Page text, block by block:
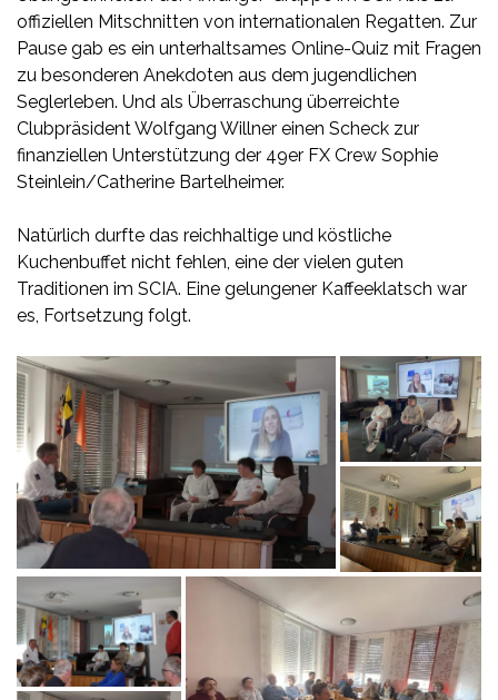
offiziellen Mitschnitten von internationalen Regatten. Zur
Pause gab es ein unterhaltsames Online-Quiz mit Fragen
zu besonderen Anekdoten aus dem jugendlichen
Seglerleben. Und als Überraschung überreichte
Clubpräsident Wolfgang Willner einen Scheck zur
finanziellen Unterstützung der 49er FX Crew Sophie
Steinlein/Catherine Bartelheimer.
Natürlich durfte das reichhaltige und köstliche
Kuchenbuffet nicht fehlen, eine der vielen guten
Traditionen im SCIA. Eine gelungener Kaffeeklatsch war
es, Fortsetzung folgt.